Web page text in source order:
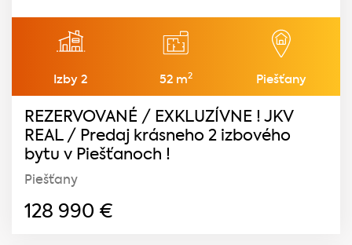
Izby 2 52 m2 Piešťany
REZERVOVANÉ / EXKLUZÍVNE ! JKV
REAL / Predaj krásneho 2 izbového
bytu v Piešťanoch !
Piešťany
128 990 €